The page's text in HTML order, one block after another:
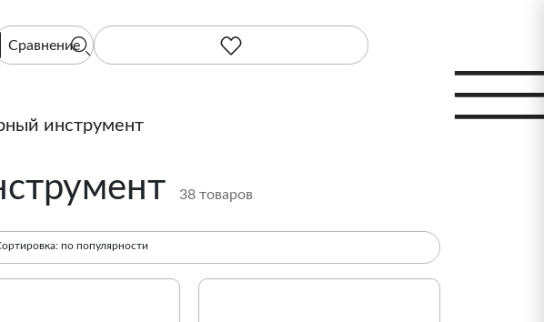
Сравнение
инструмент
38 товаров
по популярности